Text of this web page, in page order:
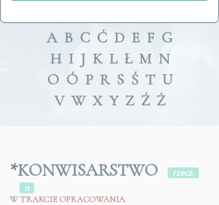
A B C Ć D E F G
H I J K L Ł M N
O Ó P R S Ś T U
V W X Y Z Ź Ż
*KONWISARSTWO
rzecz.
n
W TRAKCIE OPRACOWANIA